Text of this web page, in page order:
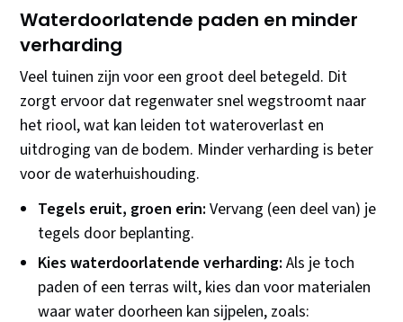
Waterdoorlatende paden en minder
verharding
Veel tuinen zijn voor een groot deel betegeld. Dit
zorgt ervoor dat regenwater snel wegstroomt naar
het riool, wat kan leiden tot wateroverlast en
uitdroging van de bodem. Minder verharding is beter
voor de waterhuishouding.
Tegels eruit, groen erin: Vervang (een deel van) je
tegels door beplanting.
Kies waterdoorlatende verharding: Als je toch
paden of een terras wilt, kies dan voor materialen
waar water doorheen kan sijpelen, zoals: